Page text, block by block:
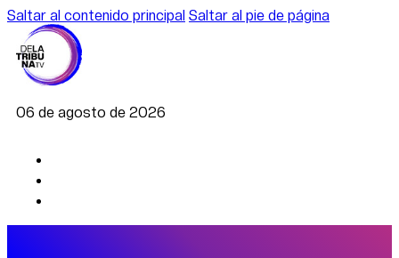
Saltar al contenido principal Saltar al pie de página
06 de agosto de 2026